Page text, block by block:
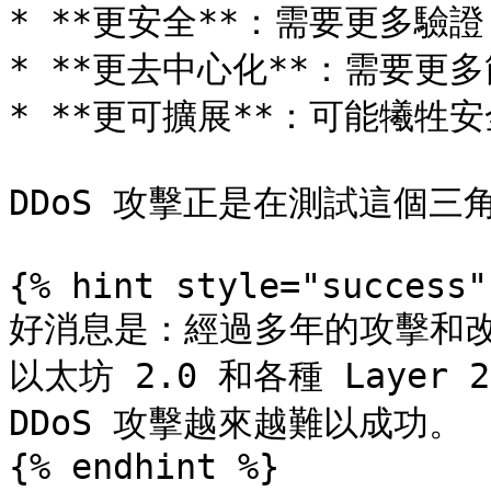
* **更安全**：需要更多驗證
* **更去中心化**：需要更多
* **更可擴展**：可能犧牲安
DDoS 攻擊正是在測試這個三
{% hint style="success"
好消息是：經過多年的攻擊和
以太坊 2.0 和各種 Layer 2
DDoS 攻擊越來越難以成功。
{% endhint %}